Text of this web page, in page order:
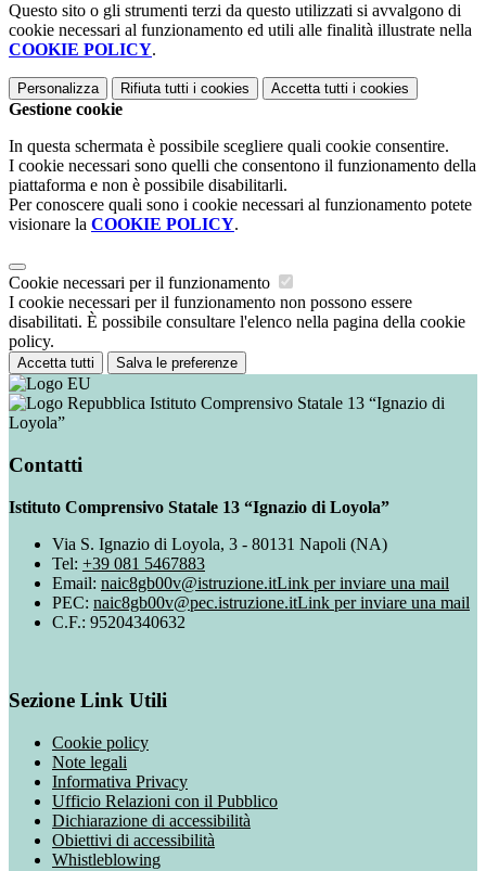
Questo sito o gli strumenti terzi da questo utilizzati si avvalgono di
cookie necessari al funzionamento ed utili alle finalità illustrate nella
COOKIE POLICY.
Personalizza Rifiuta tutti i cookies Accetta tutti i cookies
Gestione cookie
In questa schermata è possibile scegliere quali cookie consentire.
I cookie necessari sono quelli che consentono il funzionamento della
piattaforma e non è possibile disabilitarli.
Per conoscere quali sono i cookie necessari al funzionamento potete
visionare la COOKIE POLICY.
Cookie necessari per il funzionamento
I cookie necessari per il funzionamento non possono essere
disabilitati. È possibile consultare l'elenco nella pagina della cookie
policy.
Accetta tutti Salva le preferenze
Istituto Comprensivo Statale 13 “Ignazio di
Loyola”
Contatti
Istituto Comprensivo Statale 13 “Ignazio di Loyola”
Via S. Ignazio di Loyola, 3 - 80131 Napoli (NA)
Tel: +39 081 5467883
Email: naic8gb00v@istruzione.itLink per inviare una mail
PEC: naic8gb00v@pec.istruzione.itLink per inviare una mail
C.F.: 95204340632
Sezione Link Utili
Cookie policy
Note legali
Informativa Privacy
Ufficio Relazioni con il Pubblico
Dichiarazione di accessibilità
Obiettivi di accessibilità
Whistleblowing